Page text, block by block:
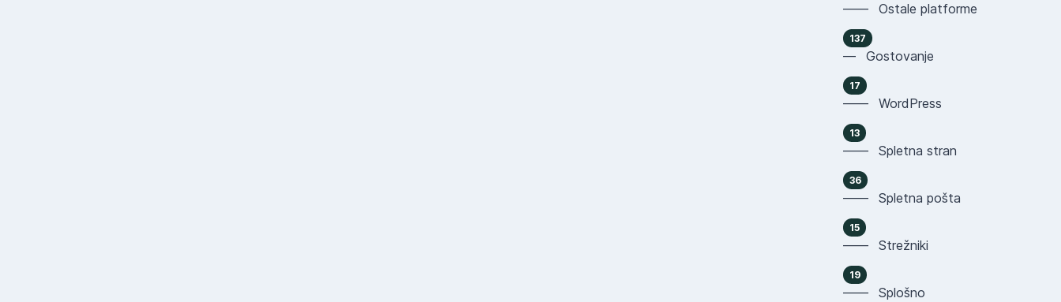
—— Ostale platforme
137
— Gostovanje
17
—— WordPress
13
—— Spletna stran
36
—— Spletna pošta
15
—— Strežniki
19
—— Splošno